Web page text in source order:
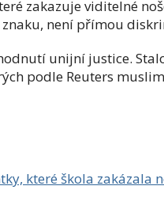
zakazuje viditelné
není přímou
unijní justice.
podle Reuters
které škola zakázala